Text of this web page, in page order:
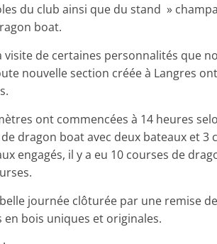
du club ainsi que du stand »
boat.
visite de certaines personnalités que
nouvelle section créée à Langres
ont commencées à 14 heures
dragon boat avec deux bateaux et 3
engagés, il y a eu 10 courses de
journée clôturée par une remise
bois uniques et originales.